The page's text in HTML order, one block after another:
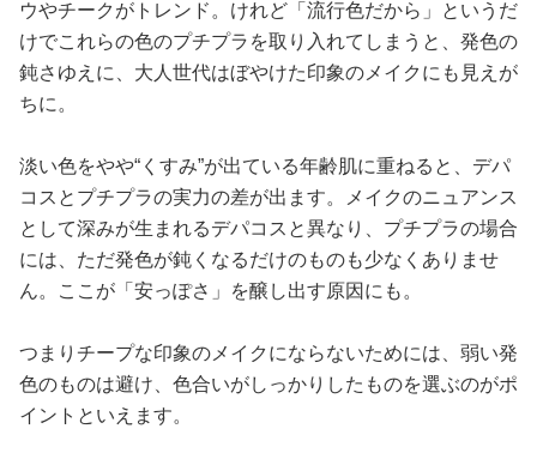
ウやチークがトレンド。けれど「流行色だから」というだ
けでこれらの色のプチプラを取り入れてしまうと、発色の
鈍さゆえに、大人世代はぼやけた印象のメイクにも見えが
ちに。
淡い色をやや“くすみ”が出ている年齢肌に重ねると、デパ
コスとプチプラの実力の差が出ます。メイクのニュアンス
として深みが生まれるデパコスと異なり、プチプラの場合
には、ただ発色が鈍くなるだけのものも少なくありませ
ん。ここが「安っぽさ」を醸し出す原因にも。
つまりチープな印象のメイクにならないためには、弱い発
色のものは避け、色合いがしっかりしたものを選ぶのがポ
イントといえます。